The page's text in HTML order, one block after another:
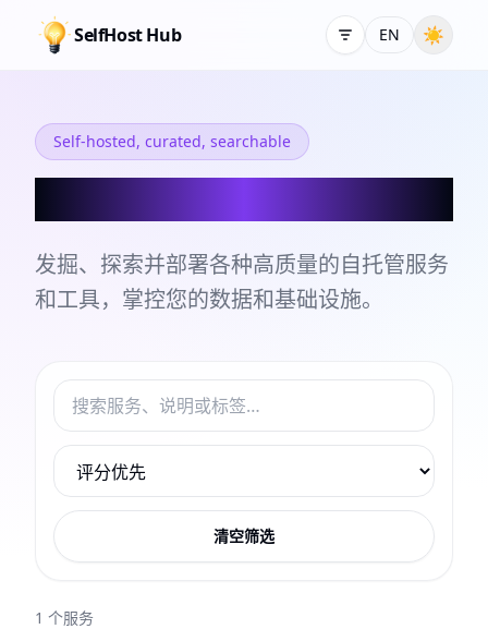
SelfHost Hub EN ☀
Self-hosted, curated, searchable
发掘、探索并部署各种高质量的自托管服务
和工具，掌控您的数据和基础设施。
清空筛选
1 个服务